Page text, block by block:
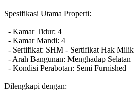
Spesifikasi Utama Properti:
- Kamar Tidur: 4
- Kamar Mandi: 4
- Sertifikat: SHM - Sertifikat Hak Milik
- Arah Bangunan: Menghadap Selatan
- Kondisi Perabotan: Semi Furnished
Dilengkapi dengan: